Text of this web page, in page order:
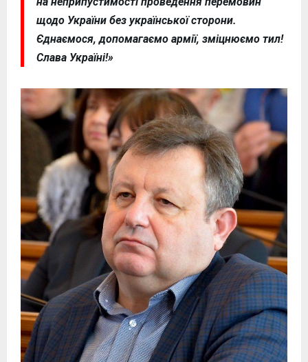
щодо України без української сторони.
Єднаємося, допомагаємо армії, зміцнюємо тил!
Слава Україні!»